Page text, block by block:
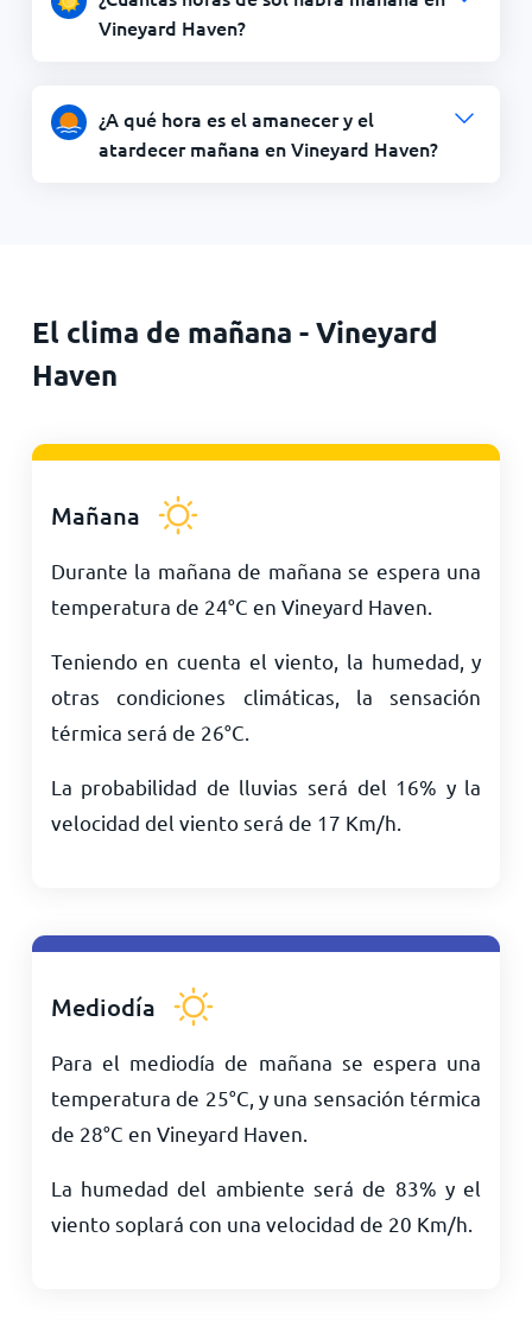
Vineyard Haven?
¿A qué hora es el amanecer y el
atardecer mañana en Vineyard Haven?
El clima de mañana - Vineyard
Haven
Mañana
Durante la mañana de mañana se espera una
temperatura de 24°C en Vineyard Haven.
Teniendo en cuenta el viento, la humedad, y
otras condiciones climáticas, la sensación
térmica será de 26°C
La probabilidad de lluvias será del 16% y la
velocidad del viento será de 17 Km/h
Mediodía
Para el mediodía de mañana se espera una
temperatura de 25°C , y una sensación térmica
de 28°C en Vineyard Haven.
La humedad del ambiente será de 83% y el
viento soplará con una velocidad de 20 Km/h